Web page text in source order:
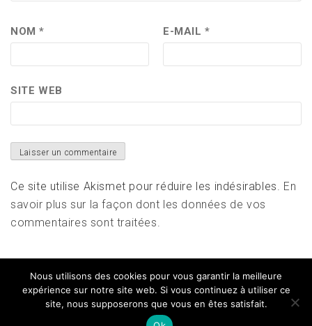
NOM* E-MAIL*
SITE WEB
Ce site utilise Akismet pour réduire les indésirables. En
savoir plus sur la façon dont les données de vos
commentaires sont traitées
Copyright All right reserved| Theme: Magazine Prime
Themeinwp
Nous utilisons des cookies pour vous garantir la meilleure
expérience sur notre site web. Si vous continuez à utiliser ce
site, nous supposerons que vous en êtes satisfait.